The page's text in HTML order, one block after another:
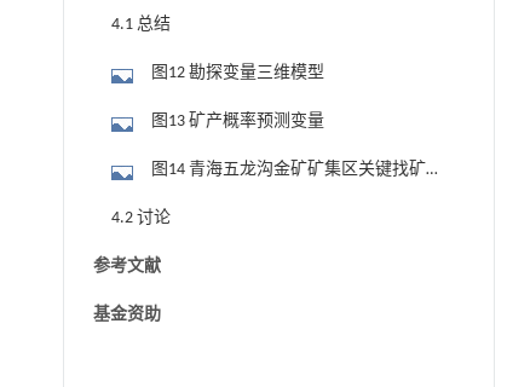
4.1 总结
图12 勘探变量三维模型
图13 矿产概率预测变量
图14 青海五龙沟金矿矿集区关键找矿靶
4.2 讨论
参考文献
基金资助